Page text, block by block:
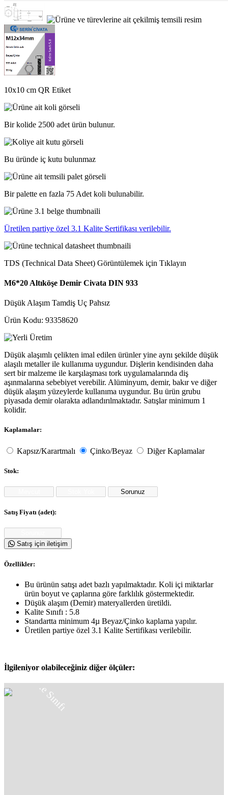
10x10 cm QR Etiket
Bir kolide 2500 adet ürün bulunur.
Bu üründe iç kutu bulunmaz
Bir palette en fazla 75 Adet koli bulunabilir.
Üretilen partiye özel 3.1 Kalite Sertifikası verilebilir.
TDS (Technical Data Sheet) Görüntülemek için Tıklayın
M6*20 Altıköşe Demir Civata DIN 933
Düşük Alaşım Tamdiş Uç Pahsız
Ürün Kodu: 93358620
Düşük alaşımlı çelikten imal edilen ürünler yine aynı şekilde düşük
alaşılı metaller ile kullanıma uygundur. Dişlerin kendisinden daha
sert bir malzeme ile karşılaşması tork uygulamalarında diş
aşınmalarına sebebiyet verebilir. Alüminyum, demir, bakır ve diğer
düşük alaşım yüzeylerde kullanıma uygundur. Bu ürün grubu
piyasada demir olarakta adlandırılmaktadır. Satışlar minimum 1
kolidir.
Kaplamalar:
Kapsız/Karartmalı Çinko/Beyaz Diğer Kaplamalar
Stok:
Satış Fiyatı (adet):
Satış için iletişim
Özellikler:
Bu ürünün satışı adet bazlı yapılmaktadır. Koli içi miktarlar
ürün boyut ve çaplarına göre farklılık göstermektedir.
Düşük alaşım (Demir) materyallerden üretildi.
Kalite Sınıfı : 5.8
Standartta minimum 4µ Beyaz/Çinko kaplama yapılır.
Üretilen partiye özel 3.1 Kalite Sertifikası verilebilir.
İlgileniyor olabileceğiniz diğer ölçüler:
5.8
Kalite Sınıfı